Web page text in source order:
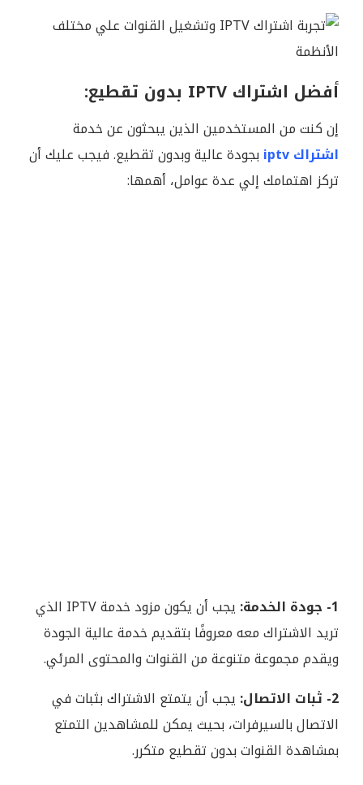
أفضل اشتراك IPTV بدون تقطيع:
إن كنت من المستخدمين الذين يبحثون عن خدمة
اشتراك iptv
بجودة عالية وبدون تقطيع. فيجب عليك أن
تركز اهتمامك إلي عدة عوامل، أهمها:
1- جودة الخدمة:
يجب أن يكون مزود خدمة IPTV الذي
تريد الاشتراك معه معروفًا بتقديم خدمة عالية الجودة
ويقدم مجموعة متنوعة من القنوات والمحتوى المرئي.
2- ثبات الاتصال:
يجب أن يتمتع الاشتراك بثبات في
الاتصال بالسيرفرات، بحيث يمكن للمشاهدين التمتع
بمشاهدة القنوات بدون تقطيع متكرر.